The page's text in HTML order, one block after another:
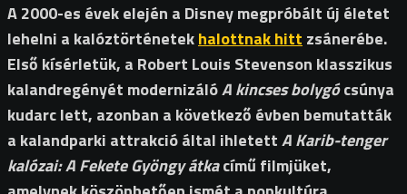
A 2000-es évek elején a Disney megpróbált új életet
lehelni a kalóztörténetekhalottnak hitt zsánerébe.
Első kísérletük, a Robert Louis Stevenson klasszikus
kalandregényét modernizálóA kincses bolygócsúnya
kudarc lett, azonban a következő évben bemutatták
a kalandparki attrakció által ihletettA Karib-tenger
kalózai: A Fekete Gyöngy átkacímű filmjüket,